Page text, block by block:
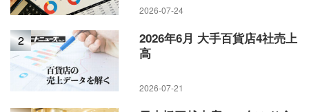
2026-07-24
2
2026年6月 大手百貨店4社売上
高
2026-07-21